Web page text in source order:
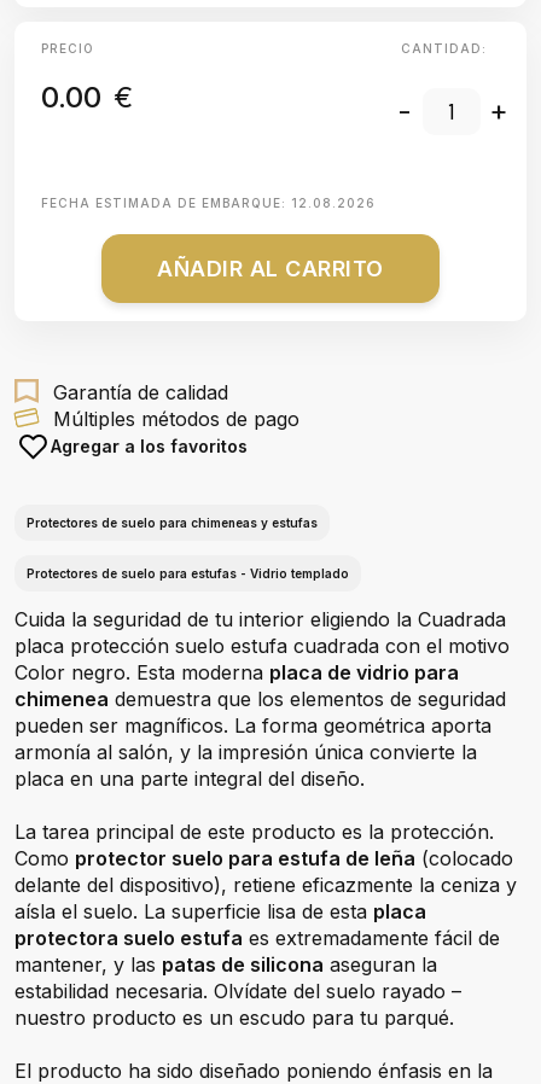
PRECIO
0.00 €
CANTIDAD:
- +
FECHA ESTIMADA DE EMBARQUE: 12.08.2026
AÑADIR AL CARRITO
Garantía de calidad
Múltiples métodos de pago
Agregar a los favoritos
Protectores de suelo para chimeneas y estufas
Protectores de suelo para estufas - Vidrio templado
Cuida la seguridad de tu interior eligiendo la Cuadrada
placa protección suelo estufa cuadrada con el motivo
Color negro. Esta moderna placa de vidrio para
chimenea demuestra que los elementos de seguridad
pueden ser magníficos. La forma geométrica aporta
armonía al salón, y la impresión única convierte la
placa en una parte integral del diseño.
La tarea principal de este producto es la protección.
Como protector suelo para estufa de leña (colocado
delante del dispositivo), retiene eficazmente la ceniza y
aísla el suelo. La superficie lisa de esta placa
protectora suelo estufa es extremadamente fácil de
mantener, y las patas de silicona aseguran la
estabilidad necesaria. Olvídate del suelo rayado –
nuestro producto es un escudo para tu parqué.
El producto ha sido diseñado poniendo énfasis en la